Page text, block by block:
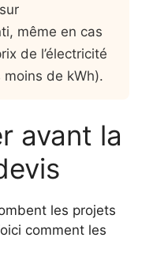
même en cas
de l’électricité
moins de kWh).
avant la
les projets
comment les